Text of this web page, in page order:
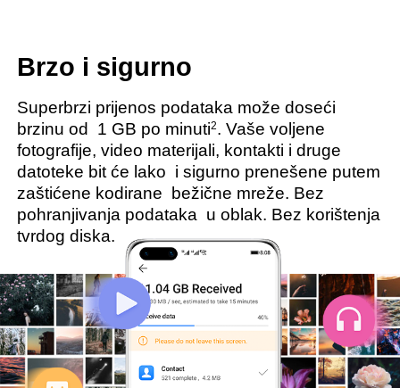
Brzo i sigurno
Superbrzi prijenos podataka može doseći
brzinu od 1 GB po minuti2. Vaše voljene
fotografije, video materijali, kontakti i druge
datoteke bit će lako i sigurno prenešene putem
zaštićene kodirane
bežične mreže. Bez
pohranjivanja podataka u oblak. Bez korištenja
tvrdog diska.